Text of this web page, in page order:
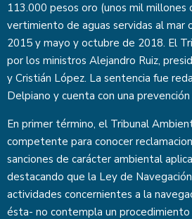
113.000 pesos oro (unos mil millones
vertimiento de aguas servidas al mar
2015 y mayo y octubre de 2018. El
por los ministros Alejandro Ruiz,
y Cristián López. La sentencia fue
Delpiano y cuenta con una
En primer término, el Tribunal
competente para conocer
sanciones de carácter ambiental
destacando que la Ley de
actividades concernientes a la
ésta- no contempla un